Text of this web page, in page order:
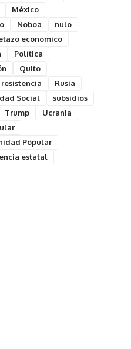
México
Noboa
nulo
economico
Política
Quito
resistencia
Rusia
Social
subsidios
Trump
Ucrania
Pöpular
estatal